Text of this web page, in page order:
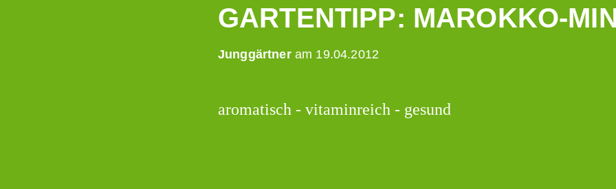
GARTENTIPP: MAROKKO-
Junggärtneram 19.04.2012
aromatisch - vitaminreich - gesund